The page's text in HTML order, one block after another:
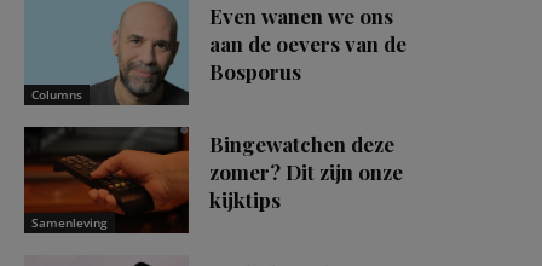
Columns
Even wanen we ons
aan de oevers van de
Bosporus
Samenleving
Bingewatchen deze
zomer? Dit zijn onze
kijktips